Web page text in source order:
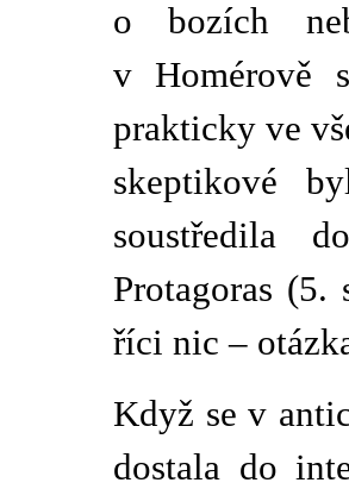
o bozích
v Homérově
prakticky ve
skeptikové
soustředila
Protagoras
říci nic –
Když se v
dostala do